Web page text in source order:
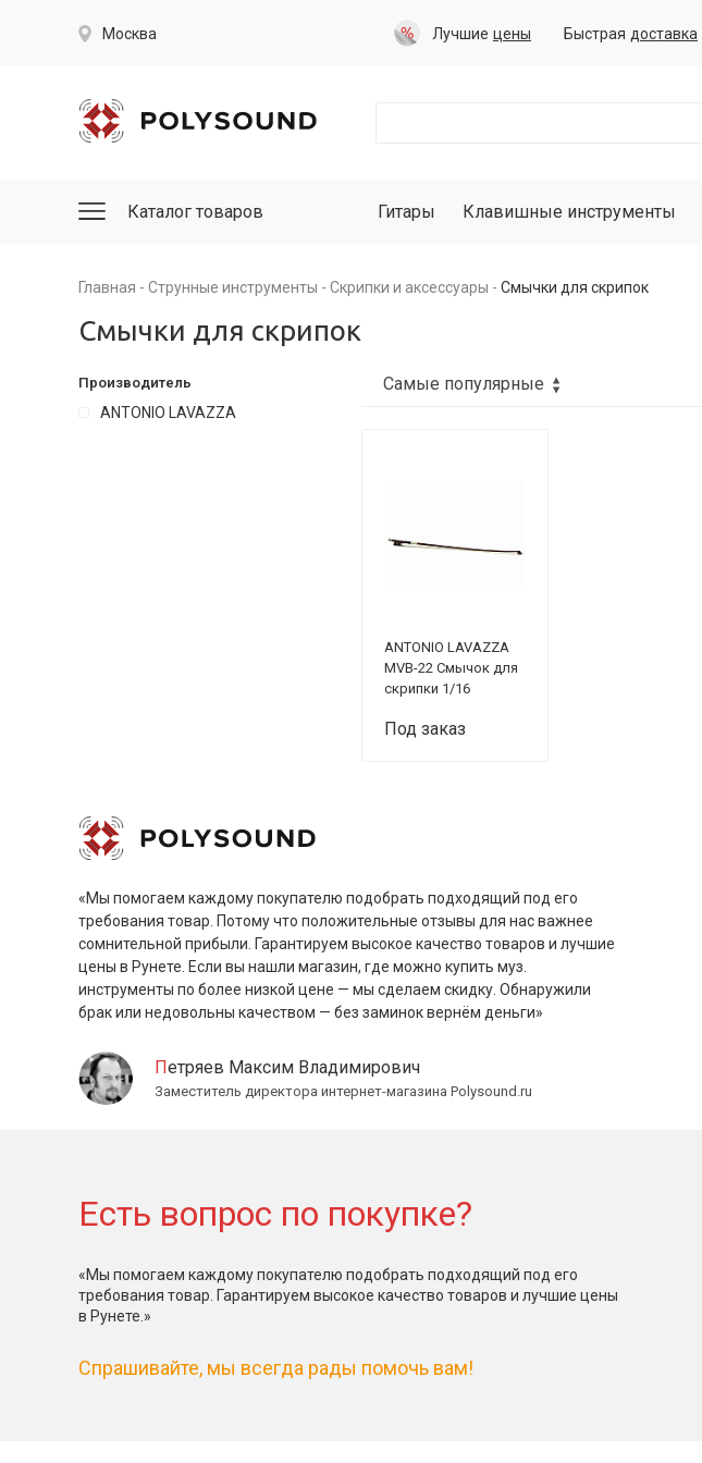
Москва Лучшие цены Быстрая доставка
Каталог товаров Гитары Клавишные инструменты
Главная Струнные инструменты Скрипки и аксессуары Смычки для скрипок
Смычки для скрипок
Производитель
ANTONIO LAVAZZA
ANTONIO LAVAZZA
MVB-22 Смычок для
скрипки 1/16
Под заказ
«Мы помогаем каждому покупателю подобрать подходящий под его
требования товар. Потому что положительные отзывы для нас важнее
сомнительной прибыли. Гарантируем высокое качество товаров и лучшие
цены в Рунете. Если вы нашли магазин, где можно купить муз.
инструменты по более низкой цене — мы сделаем скидку. Обнаружили
брак или недовольны качеством — без заминок вернём деньги»
Петряев Максим Владимирович
Заместитель директора интернет-магазина Polysound.ru
Есть вопрос по покупке?
«Мы помогаем каждому покупателю подобрать подходящий под его
требования товар. Гарантируем высокое качество товаров и лучшие цены
в Рунете.»
Спрашивайте, мы всегда рады помочь вам!